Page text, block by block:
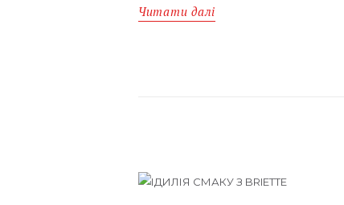
Читати далі